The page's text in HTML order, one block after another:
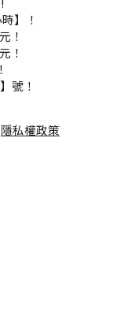
】！
！
！
號！
隱私權政策